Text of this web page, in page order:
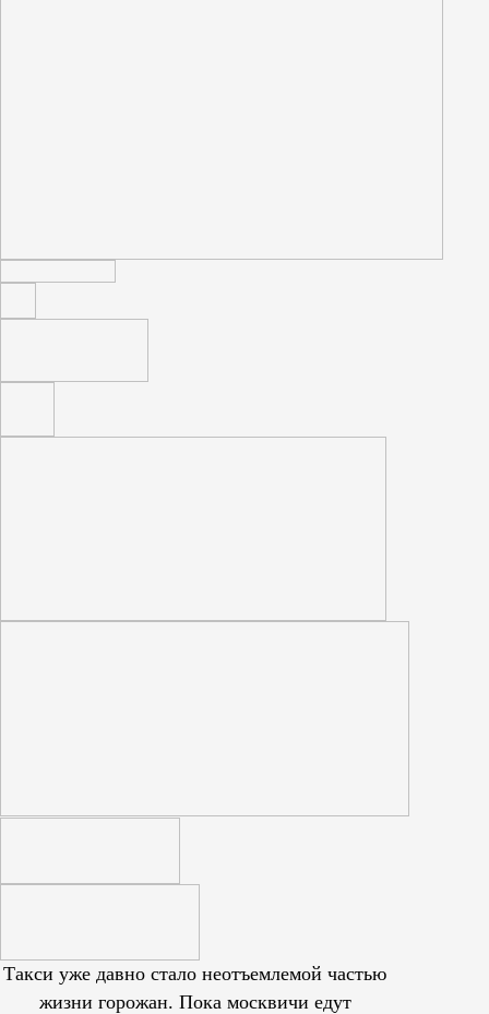
Такси уже давно стало неотъемлемой частью
жизни горожан. Пока москвичи едут